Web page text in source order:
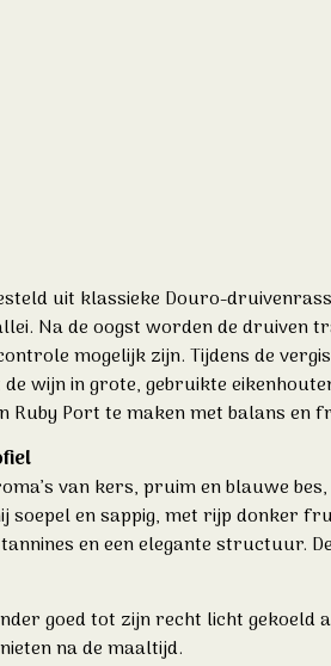
uit klassieke Douro-
Na de oogst worden de
mogelijk zijn. Tijdens de
wijn in grote, gebruikte
Ruby Port te maken met balans en
van kers, pruim en blauwe
soepel en sappig, met rijp donker
en een elegante structuur.
goed tot zijn recht licht
na de maaltijd.